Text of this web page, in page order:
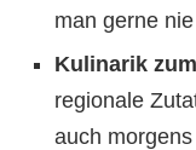
man gerne
Kulinarik
regionale
auch